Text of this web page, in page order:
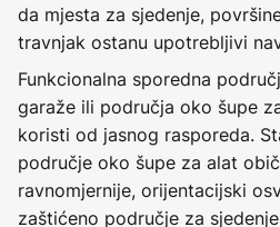
da mjesta za sjedenje,
travnjak ostanu upotrebljivi
Funkcionalna sporedna
garaže ili područja oko šupe
koristi od jasnog rasporeda.
područje oko šupe za alat
ravnomjernije, orijentacijski
zaštićeno područje za